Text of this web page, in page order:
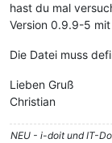
hast du mal
Version 0.9.9-5
Die Datei muss
Lieben Gruß
Christian
NEU - i-doit und IT-